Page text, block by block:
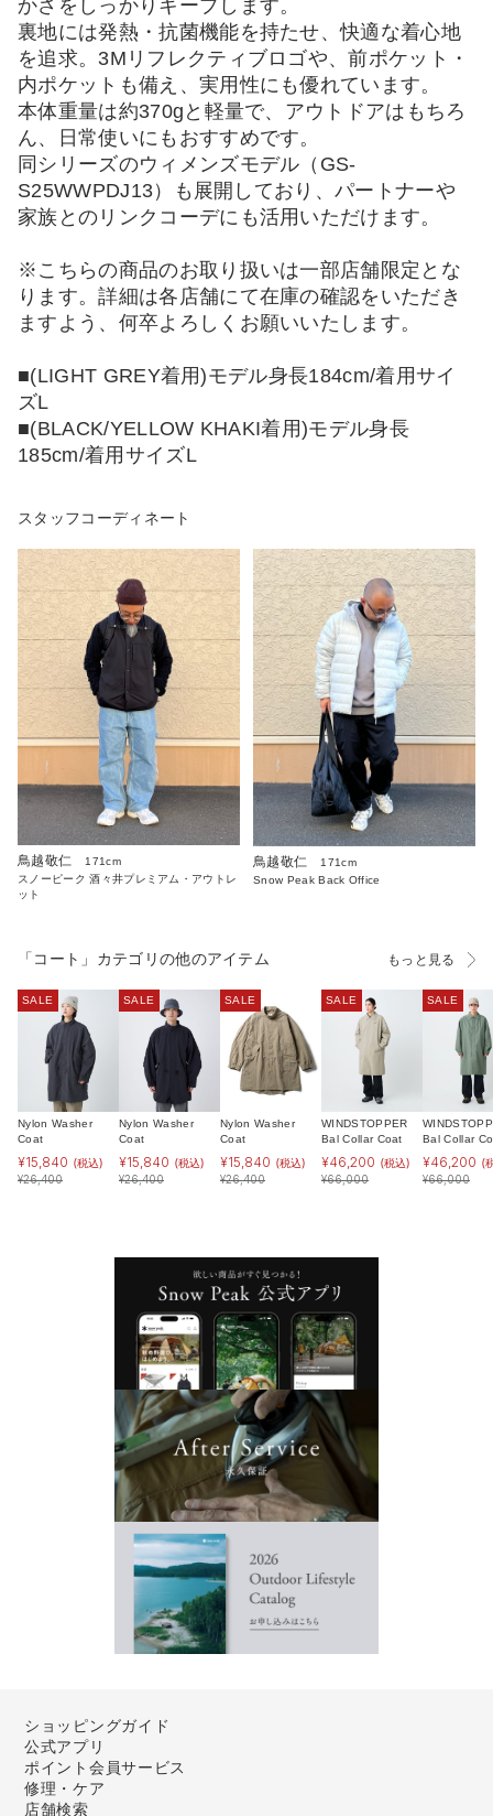
かさをしっかりキープします。
裏地には発熱・抗菌機能を持たせ、快適な着心地
を追求。3Mリフレクティブロゴや、前ポケット・
内ポケットも備え、実用性にも優れています。
本体重量は約370gと軽量で、アウトドアはもちろ
ん、日常使いにもおすすめです。
同シリーズのウィメンズモデル（GS-
S25WWPDJ13）も展開しており、パートナーや
家族とのリンクコーデにも活用いただけます。
※こちらの商品のお取り扱いは一部店舗限定とな
ります。詳細は各店舗にて在庫の確認をいただき
ますよう、何卒よろしくお願いいたします。
■(LIGHT GREY着用)モデル身長184cm/着用サイ
ズL
■(BLACK/YELLOW KHAKI着用)モデル身長
185cm/着用サイズL
スタッフコーディネート
鳥越敬仁
171cm
スノーピーク 酒々井プレミアム・アウトレ
ット
鳥越敬仁
171cm
Snow Peak Back Office
「コート」カテゴリの他のアイテム もっと見る
SALE
Nylon Washer
Coat
¥15,840 (税込)
¥26,400
SALE
Nylon Washer
Coat
¥15,840 (税込)
¥26,400
SALE
Nylon Washer
Coat
¥15,840 (税込)
¥26,400
SALE
WINDSTOPPER
Bal Collar Coat
¥46,200 (税込)
¥66,000
SALE
Bal Collar
¥46,200 (
¥66,000
ショッピングガイド
公式アプリ
ポイント会員サービス
修理・ケア
店舗検索